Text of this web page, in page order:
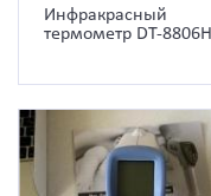
Инфракрасный
термометр DT-8806H